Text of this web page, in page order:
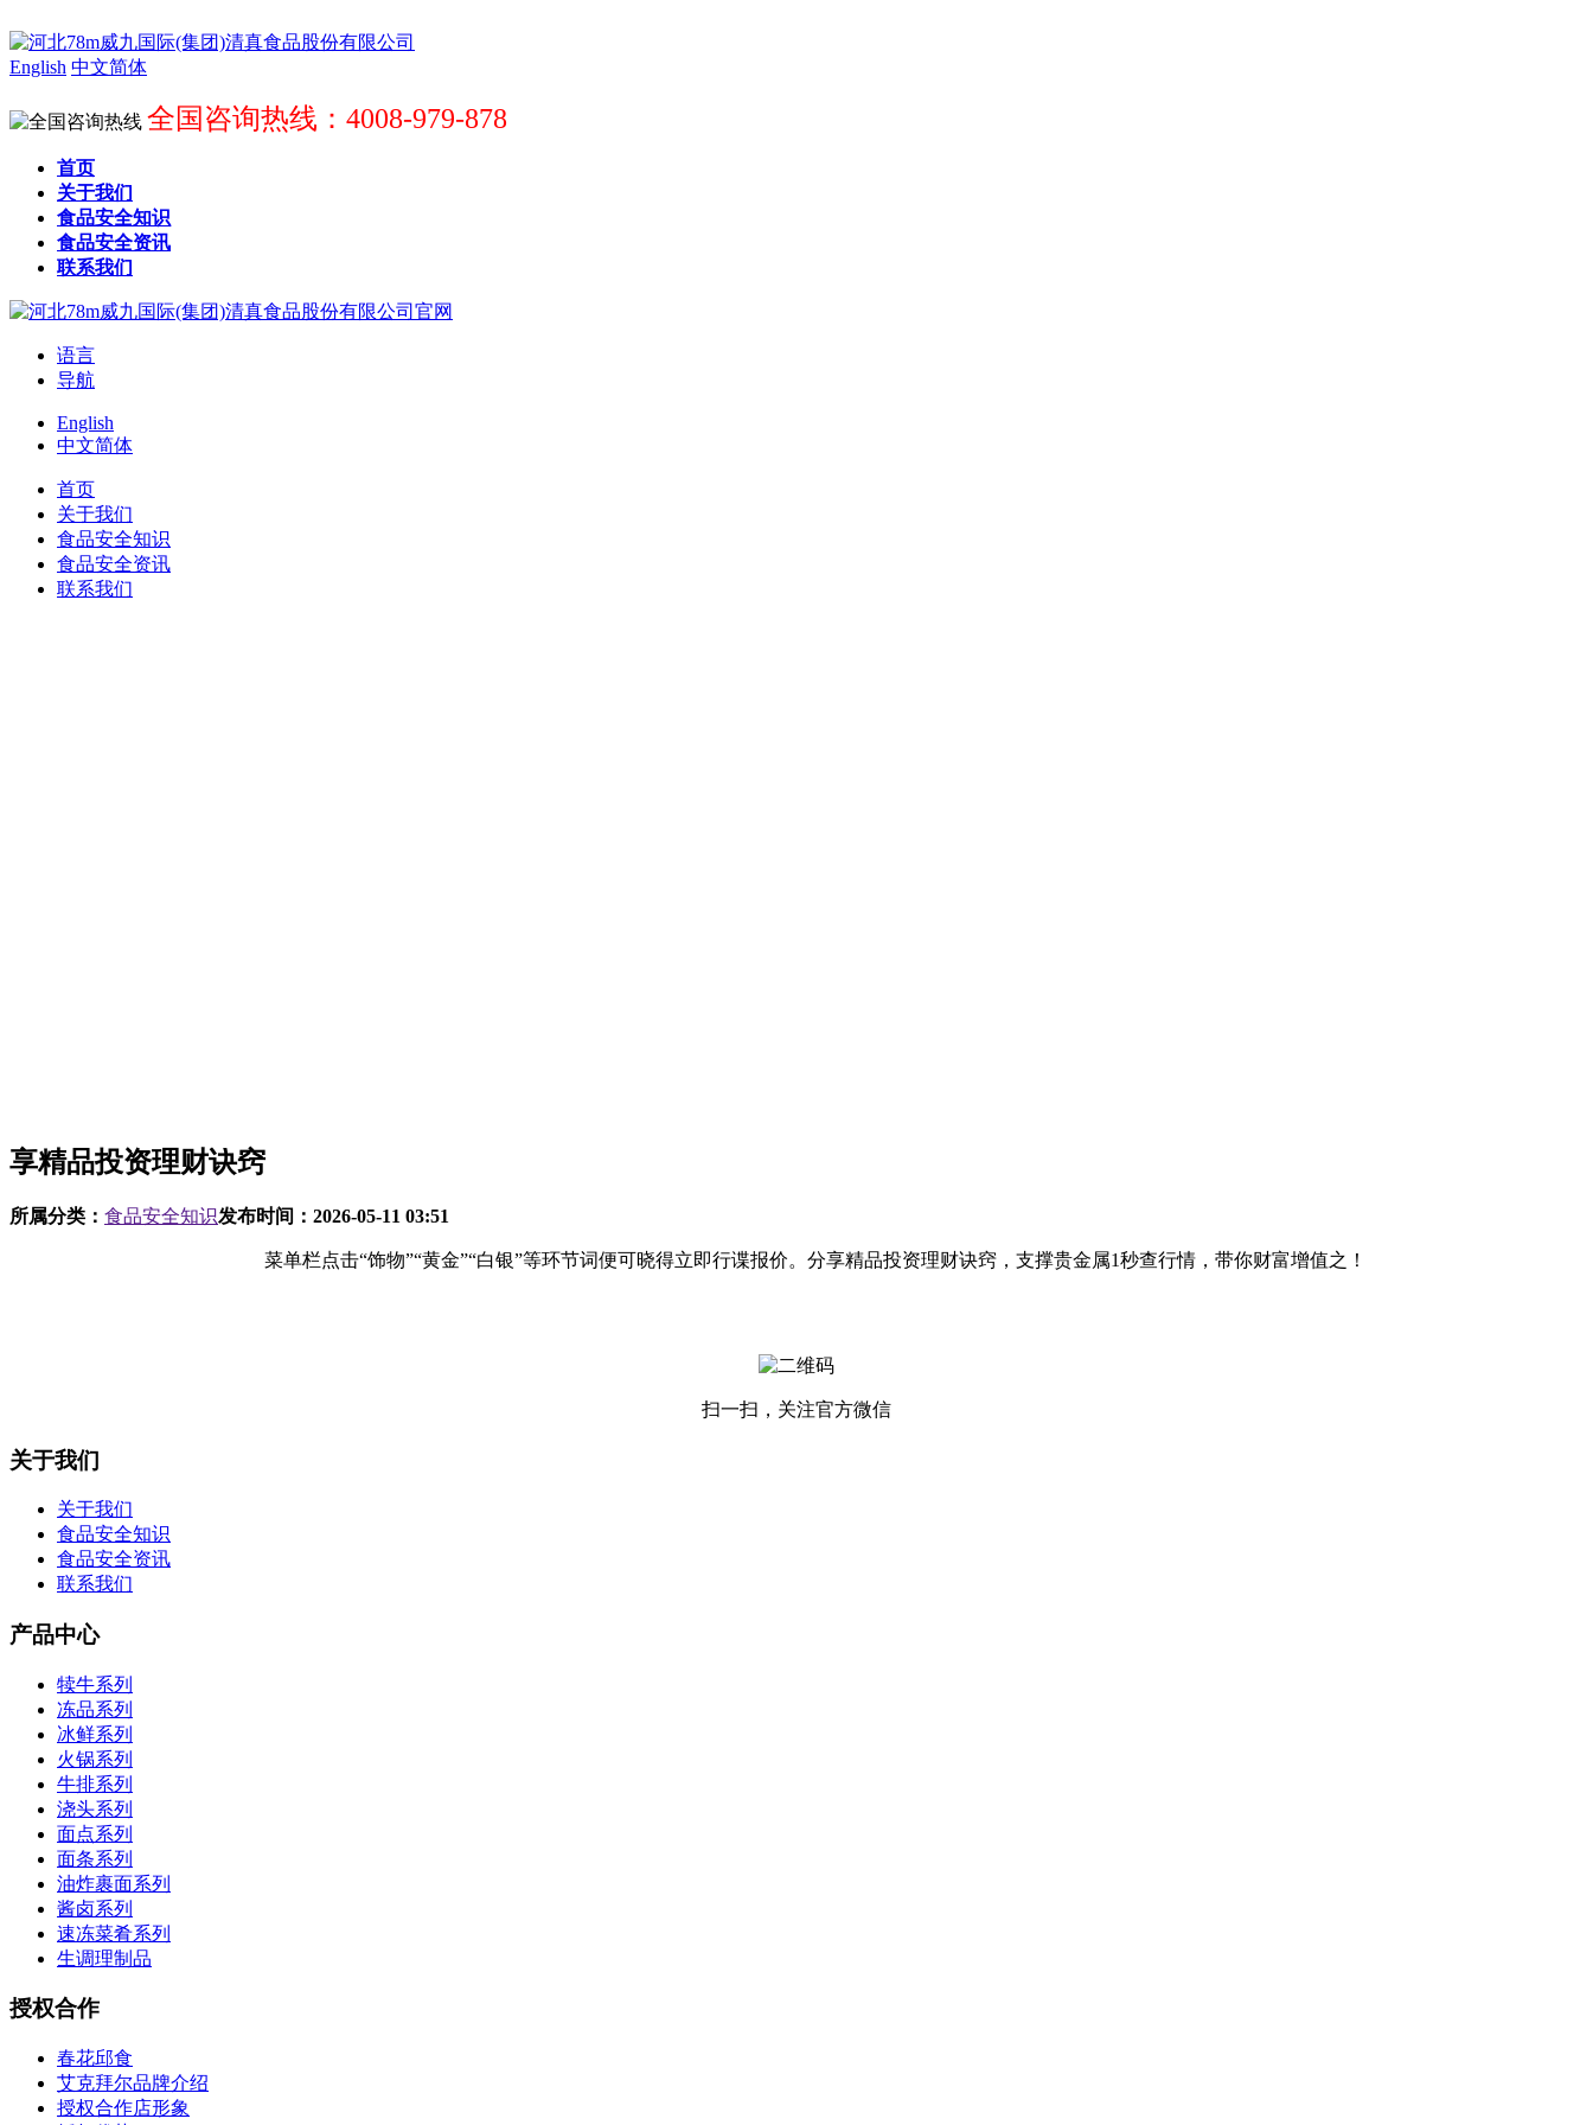
English 中文简体
全国咨询热线：4008-979-878
首页
关于我们
食品安全知识
食品安全资讯
联系我们
语言
导航
English
中文简体
首页
关于我们
食品安全知识
食品安全资讯
联系我们
享精品投资理财诀窍
所属分类： 食品安全知识发布时间： 2026-05-11 03:51
菜单栏点击“饰物”“黄金”“白银”等环节词便可晓得立即行谍报价。分享精品投资理财诀窍，支撑贵金属1秒查行情，带你财富增值之！
扫一扫，关注官方微信
关于我们
关于我们
食品安全知识
食品安全资讯
联系我们
产品中心
犊牛系列
冻品系列
冰鲜系列
火锅系列
牛排系列
浇头系列
面点系列
面条系列
油炸裹面系列
酱卤系列
速冻菜肴系列
生调理制品
授权合作
春花邱食
艾克拜尔品牌介绍
授权合作店形象